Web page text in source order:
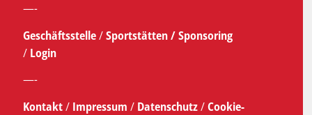
—-
Geschäftsstelle/Sportstätten /Sponsoring
/ Login
—-
Kontakt/ Impressum / Datenschutz/Cookie-